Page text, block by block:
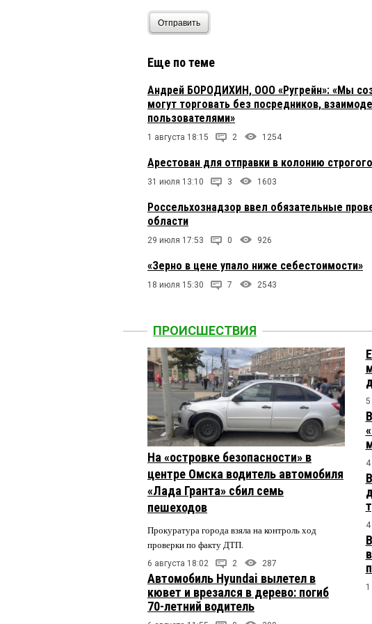
Отправить
Еще по теме
Андрей БОРОДИХИН, ООО «Ругрейн»: «Мы
могут торговать без посредников,
пользователями»
1 августа 18:15 2 1254
Арестован для отправки в колонию
31 июля 13:10 3 1603
Россельхознадзор ввел обязательные
области
29 июля 17:53 0 926
«Зерно в цене упало ниже себестоимости»
18 июля 15:30 7 2543
ПРОИСШЕСТВИЯ
На «островке безопасности» в
центре Омска водитель автомобиля
«Лада Гранта» сбил семь
пешеходов
Прокуратура города взяла на контроль ход
проверки по факту ДТП.
6 августа 18:02 2 287
Автомобиль Hyundai вылетел в
кювет и врезался в дерево: погиб
70-летний водитель
5